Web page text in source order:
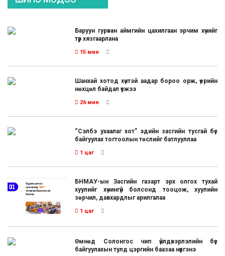
Баруун гурван аймгийн цахилгаан эрчим хүчийг
түр хязгаарлана
15 мин
Шанхай хотод хүчтэй аадар бороо орж, үерийн
нөхцөл байдал үүсжээ
26 мин
“Сэлбэ ухаалаг хот” эдийн засгийн тусгай бүс
байгуулах тогтоолын төслийг батлууллаа
1 цаг
БНМАУ-ын Засгийн газарт эрх олгох тухай
хуулийг хүчингүй болсонд тооцож, хуулийн
зөрчил, давхардлыг арилгалаа
1 цаг
Өмнөд Солонгос чип үйлдвэрлэлийн бүс
байгуулахын тулд цэргийн баазаа нүүлгэнэ